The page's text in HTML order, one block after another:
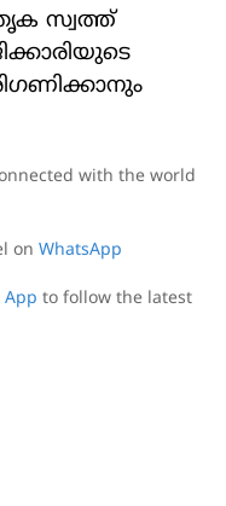
സ്വത്ത്
with the world
on WhatsApp
App to follow the latest